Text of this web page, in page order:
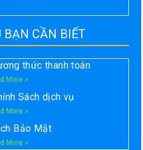
BẠN CẦN BIẾT
thức thanh toán
More »
Sách dịch vụ
More »
Bảo Mật
More »